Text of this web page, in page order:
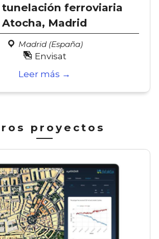
tunelación ferroviaria
Atocha, Madrid
Madrid (España)
Envisat
Leer más →
proyectos